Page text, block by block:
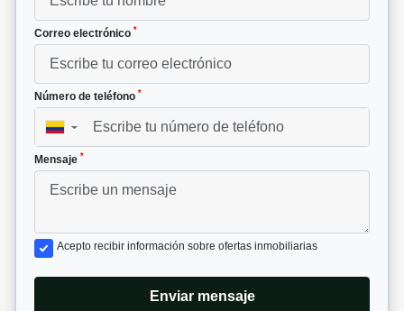
Correo electrónico *
Número de teléfono *
▼
Mensaje *
Acepto recibir información sobre ofertas inmobiliarias
Enviar mensaje